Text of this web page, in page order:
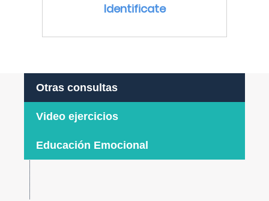
Identificate
Otras consultas
Video ejercicios
Educación Emocional